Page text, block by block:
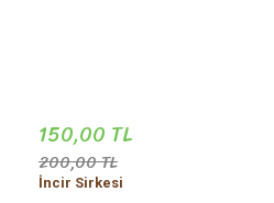
150,00 TL
200,00 TL
İncir Sirkesi